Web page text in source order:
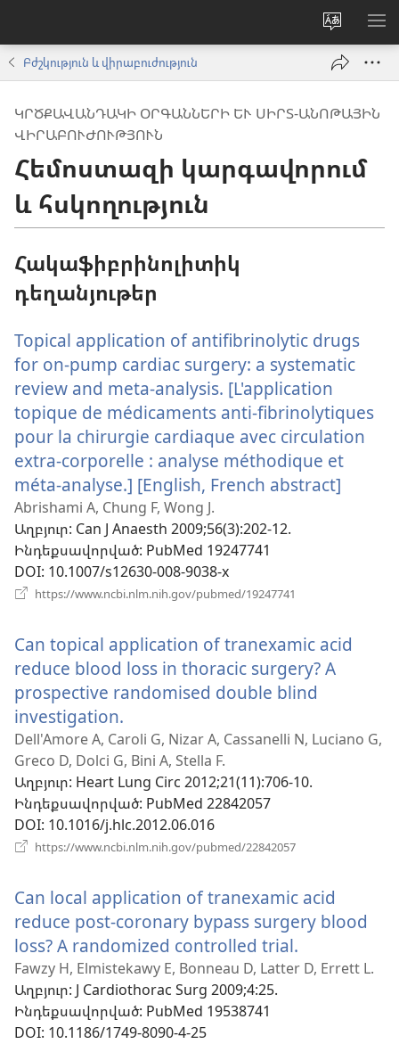
Փոխել
կայքի
լեզուն
Բժշկություն և վիրաբուժություն
ԿՐԾՔԱՎԱՆԴԱԿԻ ՕՐԳԱՆՆԵՐԻ ԵՒ ՍԻՐՏ-ԱՆՈԹԱՅԻՆ Վ
ԻՐԱԲՈՒԺՈՒԹՅՈՒՆ
Հեմոստազի կարգավորում
և հսկողություն
Հակաֆիբրինոլիտիկ
դեղանյութեր
Topical application of antifibrinolytic drugs
for on-pump cardiac surgery: a systematic
review and meta-analysis. [L'application
topique de médicaments anti-fibrinolytiques
pour la chirurgie cardiaque avec circulation
extra-corporelle : analyse méthodique et
méta-analyse.] [English, French abstract]
Abrishami A, Chung F, Wong J.
Աղբյուր‎: Can J Anaesth 2009;56(3):202-12.
Ինդեքսավորված‎: PubMed 19247741
DOI‎: 10.1007/s12630-008-9038-x
https://www.ncbi.nlm.nih.gov/pubmed/19247741
պատուհան)
Can topical application of tranexamic acid
reduce blood loss in thoracic surgery? A
prospective randomised double blind
investigation.
է
նոր
պատուհան)
Dell'Amore A, Caroli G, Nizar A, Cassanelli N, Luciano G,
Greco D, Dolci G, Bini A, Stella F.
Աղբյուր‎: Heart Lung Circ 2012;21(11):706-10.
Ինդեքսավորված‎: PubMed 22842057
DOI‎: 10.1016/j.hlc.2012.06.016
https://www.ncbi.nlm.nih.gov/pubmed/22842057
պատուհան)
Can local application of tranexamic acid
reduce post-coronary bypass surgery blood
loss? A randomized controlled trial.
է
Fawzy H, Elmistekawy E, Bonneau D, Latter D, Errett L.
Աղբյուր‎: J Cardiothorac Surg 2009;4:25.
Ինդեքսավորված‎: PubMed 19538741
DOI‎: 10.1186/1749-8090-4-25